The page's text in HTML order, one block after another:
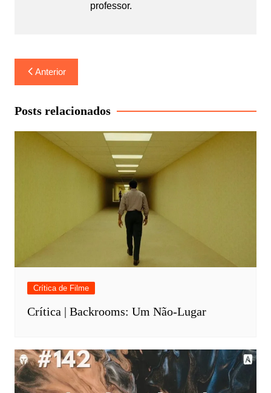
professor.
Navegação
de
Post
Anterior
Posts relacionados
Crítica de Filme
Crítica | Backrooms: Um Não-Lugar